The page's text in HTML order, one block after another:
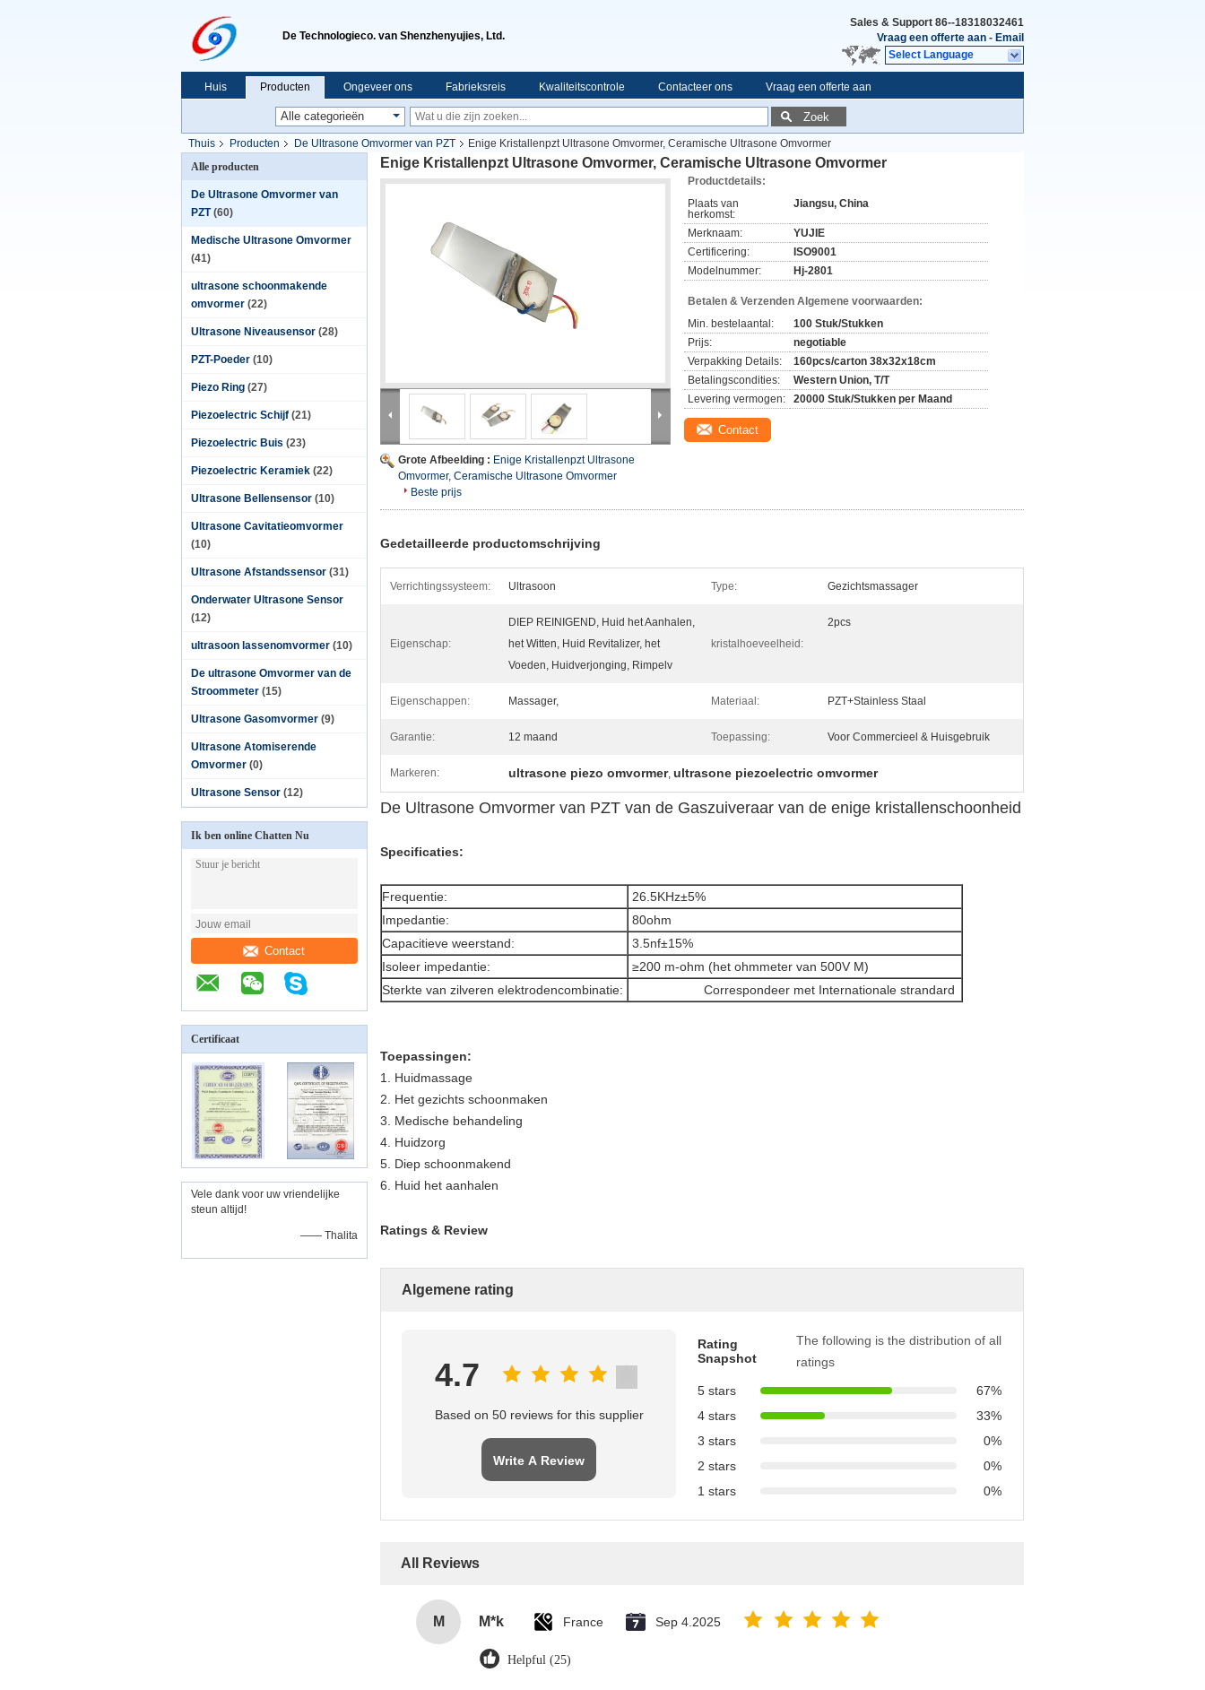
De Technologieco. van Shenzhenyujies, Ltd.
Sales & Support 86--18318032461
Vraag een offerte aan - Email
Select Language
Huis Producten Ongeveer ons Fabrieksreis Kwaliteitscontrole Contacteer ons Vraag een offerte aan
Zoek
Thuis Producten De Ultrasone Omvormer van PZT
Enige Kristallenpzt Ultrasone Omvormer, Ceramische Ultrasone Omvormer
Alle producten
De Ultrasone Omvormer van
PZT (60)
Medische Ultrasone Omvormer
(41)
ultrasone schoonmakende
omvormer (22)
Ultrasone Niveausensor (28)
PZT-Poeder (10)
Piezo Ring (27)
Piezoelectric Schijf (21)
Piezoelectric Buis (23)
Piezoelectric Keramiek (22)
Ultrasone Bellensensor (10)
Ultrasone Cavitatieomvormer
(10)
Ultrasone Afstandssensor (31)
Onderwater Ultrasone Sensor
(12)
ultrasoon lassenomvormer (10)
De ultrasone Omvormer van de
Stroommeter (15)
Ultrasone Gasomvormer (9)
Ultrasone Atomiserende
Omvormer (0)
Ultrasone Sensor (12)
Ik ben online Chatten Nu
Contact
Certificaat
Vele dank voor uw vriendelijke
steun altijd!
—— Thalita
Enige Kristallenpzt Ultrasone Omvormer, Ceramische Ultrasone Omvormer
Grote Afbeelding : Enige Kristallenpzt Ultrasone
Omvormer, Ceramische Ultrasone Omvormer
Beste prijs
Productdetails:
Plaats van
herkomst:
Jiangsu, China
Merknaam:
YUJIE
Certificering:
ISO9001
Modelnummer:
Hj-2801
Betalen & Verzenden Algemene voorwaarden:
Min. bestelaantal:
100 Stuk/Stukken
Prijs:
negotiable
Verpakking Details:
160pcs/carton 38x32x18cm
Betalingscondities:
Western Union, T/T
Levering vermogen:
20000 Stuk/Stukken per Maand
Contact
Gedetailleerde productomschrijving
Verrichtingssysteem: Ultrasoon Type: Gezichtsmassager
Eigenschap:
DIEP REINIGEND, Huid het Aanhalen,
het Witten, Huid Revitalizer, het
Voeden, Huidverjonging, Rimpelv
kristalhoeveelheid:
2pcs
Eigenschappen: Massager, Materiaal: PZT+Stainless Staal
Garantie: 12 maand Toepassing: Voor Commercieel & Huisgebruik
Markeren: ultrasone piezo omvormer, ultrasone piezoelectric omvormer
De Ultrasone Omvormer van PZT van de Gaszuiveraar van de enige kristallenschoonheid
Specificaties:
Frequentie:
26.5KHz±5%
Impedantie:
80ohm
Capacitieve weerstand:
3.5nf±15%
Isoleer impedantie:
≥200 m-ohm (het ohmmeter van 500V M)
Sterkte van zilveren elektrodencombinatie:
Correspondeer met Internationale strandard
Toepassingen:
1. Huidmassage
2. Het gezichts schoonmaken
3. Medische behandeling
4. Huidzorg
5. Diep schoonmakend
6. Huid het aanhalen
Ratings & Review
Algemene rating
4.7
Based on 50 reviews for this supplier
Write A Review
Rating
Snapshot
The following is the distribution of all
ratings
5 stars
67%
4 stars
33%
3 stars
0%
2 stars
0%
1 stars
0%
All Reviews
M M*k France Sep 4.2025
Helpful (25)